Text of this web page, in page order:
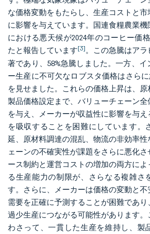
な価格変動をもたらし、生産コストと
に影響を与えています。国連食糧農業
における悪天候が2024年のコーヒー価
たと報告しています[3]。この急騰はア
著であり、58%急騰しました。一方、イ
ー生産に不可欠なロブスタ価格はさら
を見せました。これらの価格上昇は、
製品価格設定まで、バリューチェーン
を与え、メーカーが収益性に影響を与え
を吸収することを困難にしています。
延、原材料調達の混乱、物流の非効率
ェーンの不確実性が課題をさらに悪化
ース制約と運営コストの増加の両方に
る生産能力の制限が、さらなる複雑さ
す。さらに、メーカーは価格の変動と不
需要を正確に予測することが困難であ
過少生産につながる可能性があります
わさって、一貫した生産を維持し、製